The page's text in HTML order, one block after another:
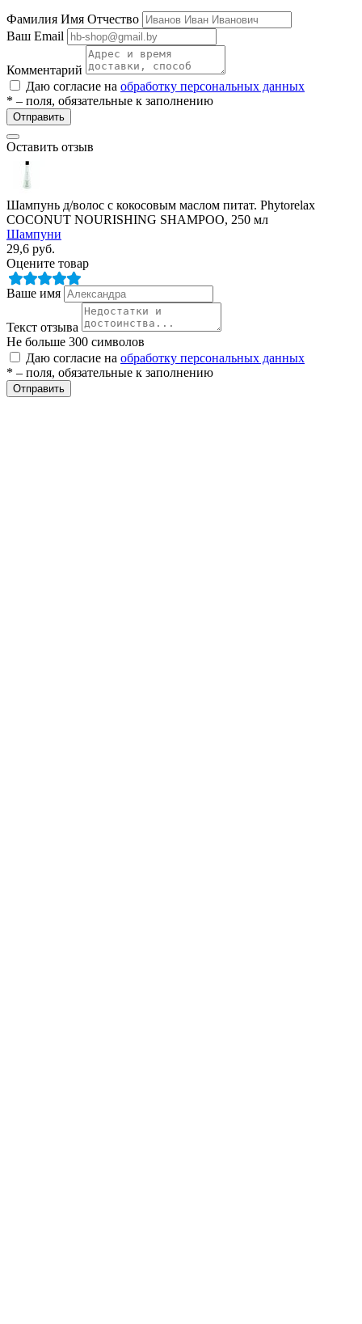
Фамилия Имя Отчество
Ваш Email
Комментарий
Даю согласие на обработку персональных данных
* – поля, обязательные к заполнению
Отправить
Оставить отзыв
Шампунь д/волос с кокосовым маслом питат. Phytorelax
COCONUT NOURISHING SHAMPOO, 250 мл
Шампуни
29,6 руб.
Оцените товар
Ваше имя
Текст отзыва
Не больше 300 символов
Даю согласие на обработку персональных данных
* – поля, обязательные к заполнению
Отправить